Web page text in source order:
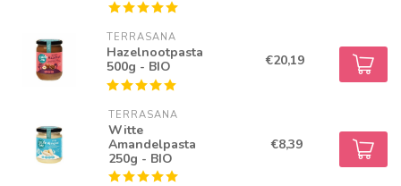
TERRASANA
Hazelnootpasta
500g - BIO
€20,19
TERRASANA
Witte
Amandelpasta
250g - BIO
€8,39